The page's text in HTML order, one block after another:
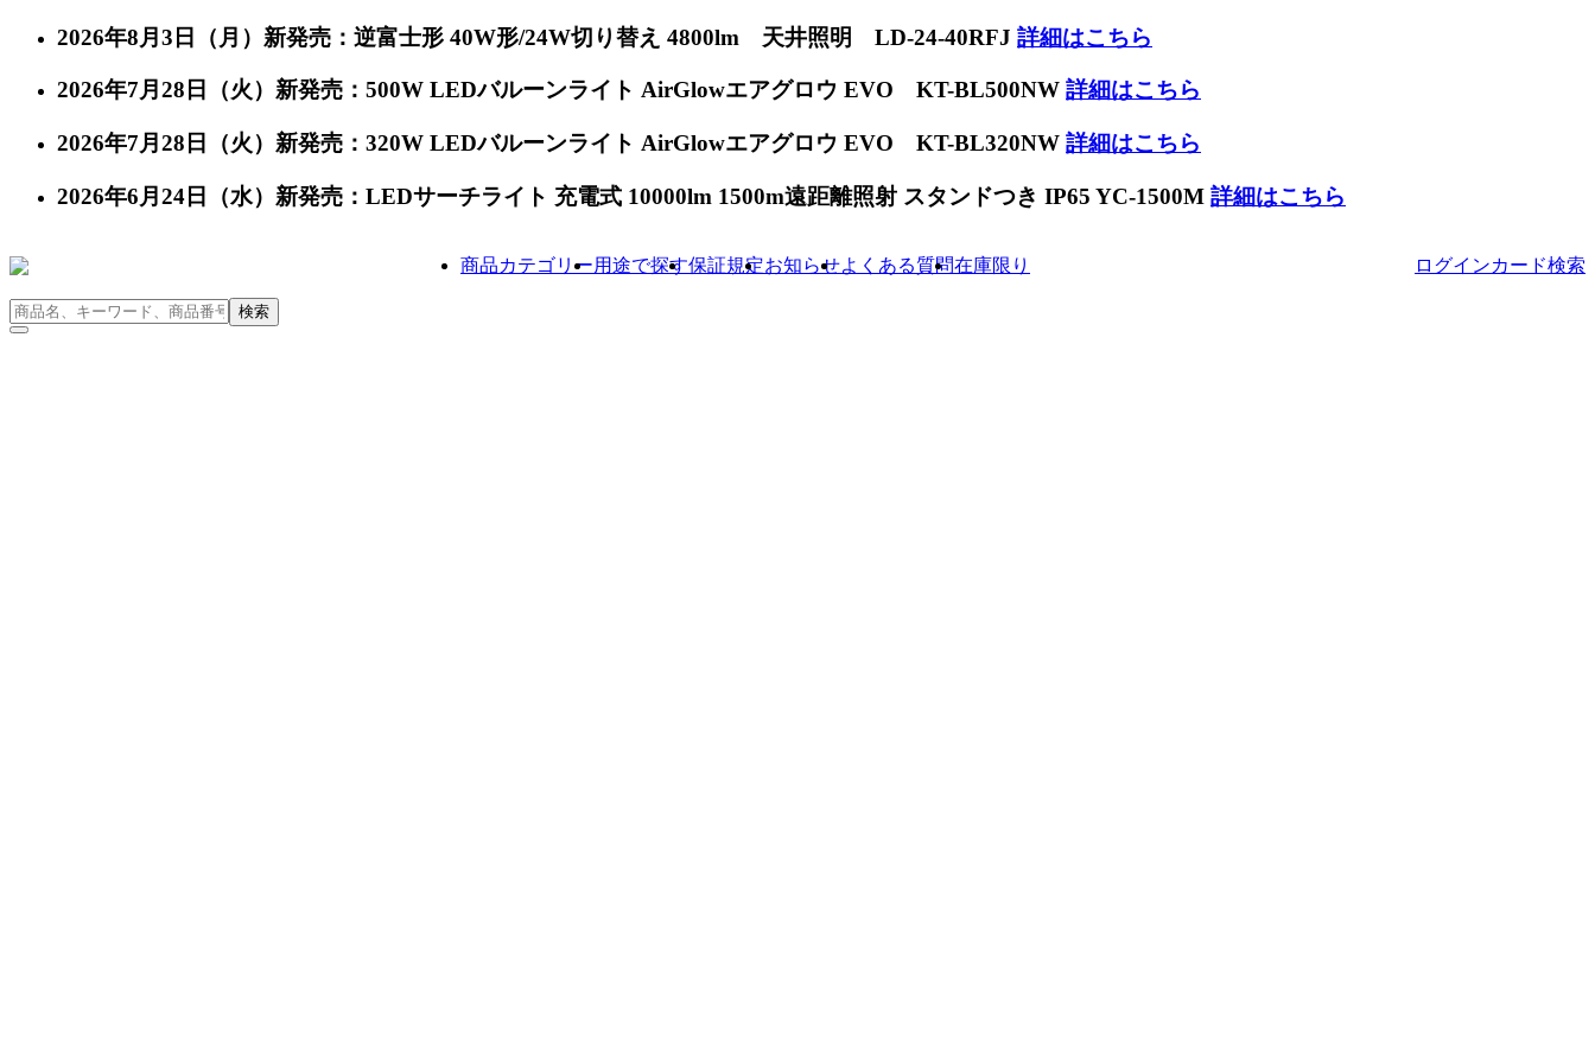
2026年8月3日（月）新発売：逆富士形 40W形/24W切り替え 4800lm 天井照明 LD-24-40RFJ 詳細はこちら
2026年7月28日（火）新発売：500W LEDバルーンライト AirGlowエアグロウ EVO KT-BL500NW 詳細はこちら
2026年7月28日（火）新発売：320W LEDバルーンライト AirGlowエアグロウ EVO KT-BL320NW 詳細はこちら
2026年6月24日（水）新発売：LEDサーチライト 充電式 10000lm 1500m遠距離照射 スタンドつき IP65 YC-1500M 詳細はこちら
商品カテゴリー用途で探す保証規定お知らせよくある質問在庫限り ログインカード検索